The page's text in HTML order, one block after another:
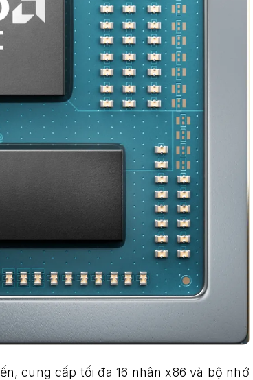
cung cấp tối đa 16 nhân x86 và bộ nhớ